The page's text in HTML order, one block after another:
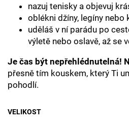
nazuj tenisky a objevuj
oblékni džíny, legíny nebo
uděláš v ní parádu po
výletě nebo oslavě, až se
Je čas být nepřehlédnutelná!
přesně tím kouskem, který Ti
pohodlí.
VELIKOST